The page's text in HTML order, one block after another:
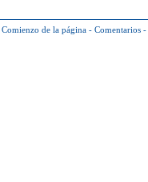
Comienzo de la página - Comentarios -